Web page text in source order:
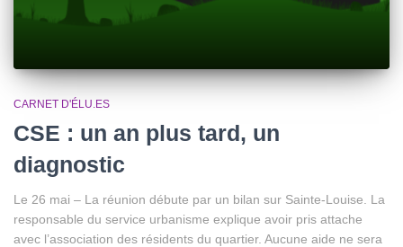
CARNET D'ÉLU.ES
CSE : un an plus tard, un
diagnostic
Le 26 mai – La réunion débute par un bilan sur Sainte-Louise. La
responsable du service urbanisme explique avoir pris attache
avec l’association des résidents du quartier. Aucune aide ne sera